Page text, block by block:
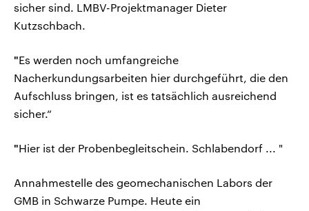
sicher sind. LMBV-Projektmanager Dieter
Kutzschbach.
"Es werden noch umfangreiche
Nacherkundungsarbeiten hier durchgeführt, die den
Aufschluss bringen, ist es tatsächlich ausreichend
sicher.“
"Hier ist der Probenbegleitschein. Schlabendorf ... "
Annahmestelle des geomechanischen Labors der
GMB in Schwarze Pumpe. Heute ein